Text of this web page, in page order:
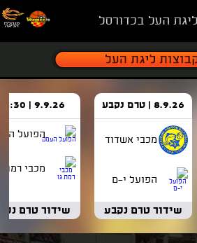
העל בכדורסל
8.9.26 | טרם נקבע
מכבי אשדוד
הפועל י-ם
שידור טרם נקבע
9.9.26 | 18:30
הפועל
מכבי רמת
שידור טרם